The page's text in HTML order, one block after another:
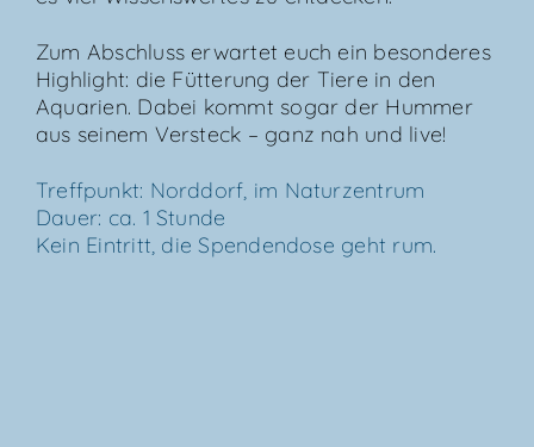
Zum Abschluss erwar­tet euch ein beson­de­res
High­light: die Füt­te­rung der Tie­re in den
Aqua­ri­en. Dabei kommt sogar der Hum­mer
aus sei­nem Ver­steck – ganz nah und live!
Treff­punkt: Nord­dorf, im Natur­zen­trum
Dau­er: ca. 1 Stun­de
Kein Ein­tritt, die Spen­den­do­se geht rum.